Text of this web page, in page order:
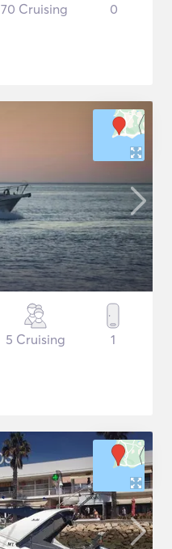
70 Cruising 0
5 Cruising 1